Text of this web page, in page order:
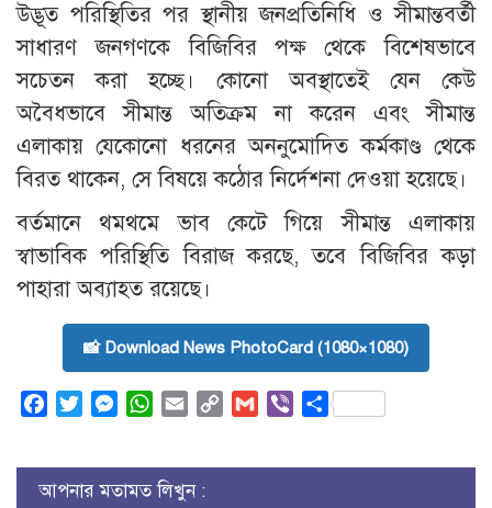
উদ্ভূত পরিস্থিতির পর স্থানীয় জনপ্রতিনিধি ও সীমান্তবর্তী
সাধারণ জনগণকে বিজিবির পক্ষ থেকে বিশেষভাবে
সচেতন করা হচ্ছে। কোনো অবস্থাতেই যেন কেউ
অবৈধভাবে সীমান্ত অতিক্রম না করেন এবং সীমান্ত
এলাকায় যেকোনো ধরনের অননুমোদিত কর্মকাণ্ড থেকে
বিরত থাকেন, সে বিষয়ে কঠোর নির্দেশনা দেওয়া হয়েছে।
বর্তমানে থমথমে ভাব কেটে গিয়ে সীমান্ত এলাকায়
স্বাভাবিক পরিস্থিতি বিরাজ করছে, তবে বিজিবির কড়া
পাহারা অব্যাহত রয়েছে।
📸 Download News PhotoCard (1080×1080)
FacebookTwitterMessenger
WhatsApp
Email
Copy
Gmail ViberShare
আপনার মতামত লিখুন :